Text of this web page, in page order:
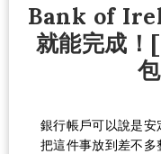
Bank of
就能完成！
銀行帳戶可以說是
把這件事放到差不多